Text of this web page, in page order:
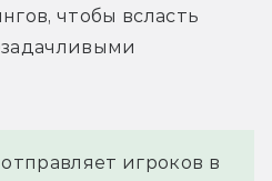
чтобы всласть
игроков в